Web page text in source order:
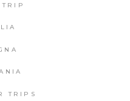
TRIP
TRIPS